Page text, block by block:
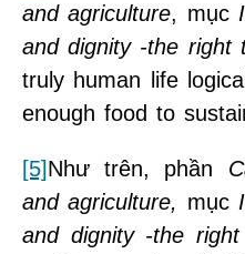
and agriculture, mục
and dignity -the right
truly human life
enough food to
[5]Như trên, phần
and agriculture, mục
and dignity -the